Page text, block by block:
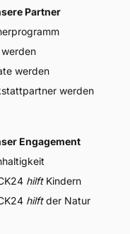
Partner
werden
werden
Engagement
hilftKindern
hilftder Natur